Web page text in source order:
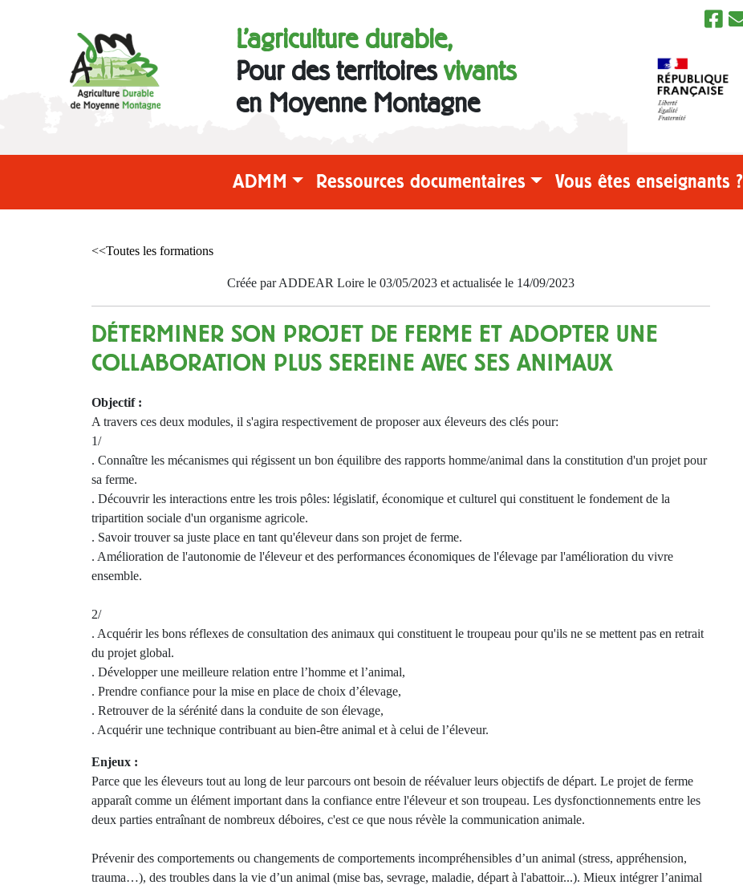
L'agriculture durable,
Pour des territoiresvivants
en Moyenne Montagne
ADMM Ressources documentaires Vous êtes enseignants ?
<<Toutes les formations
Créée par ADDEAR Loire le 03/05/2023 et actualisée le 14/09/2023
DÉTERMINER SON PROJET DE FERME ET ADOPTER UNE
COLLABORATION PLUS SEREINE AVEC SES ANIMAUX
Objectif :
A travers ces deux modules, il s'agira respectivement de proposer aux éleveurs des clés pour:
1/
. Connaître les mécanismes qui régissent un bon équilibre des rapports homme/animal dans la constitution d'un projet pour
sa ferme.
. Découvrir les interactions entre les trois pôles: législatif, économique et culturel qui constituent le fondement de la
tripartition sociale d'un organisme agricole.
. Savoir trouver sa juste place en tant qu'éleveur dans son projet de ferme.
. Amélioration de l'autonomie de l'éleveur et des performances économiques de l'élevage par l'amélioration du vivre
ensemble.
2/
. Acquérir les bons réflexes de consultation des animaux qui constituent le troupeau pour qu'ils ne se mettent pas en retrait
du projet global.
. Développer une meilleure relation entre l’homme et l’animal,
. Prendre confiance pour la mise en place de choix d’élevage,
. Retrouver de la sérénité dans la conduite de son élevage,
. Acquérir une technique contribuant au bien-être animal et à celui de l’éleveur.
Enjeux :
Parce que les éleveurs tout au long de leur parcours ont besoin de réévaluer leurs objectifs de départ. Le projet de ferme
apparaît comme un élément important dans la confiance entre l'éleveur et son troupeau. Les dysfonctionnements entre les
deux parties entraînant de nombreux déboires, c'est ce que nous révèle la communication animale.
Prévenir des comportements ou changements de comportements incompréhensibles d’un animal (stress, appréhension,
trauma…), des troubles dans la vie d’un animal (mise bas, sevrage, maladie, départ à l'abattoir...). Mieux intégrer l’animal